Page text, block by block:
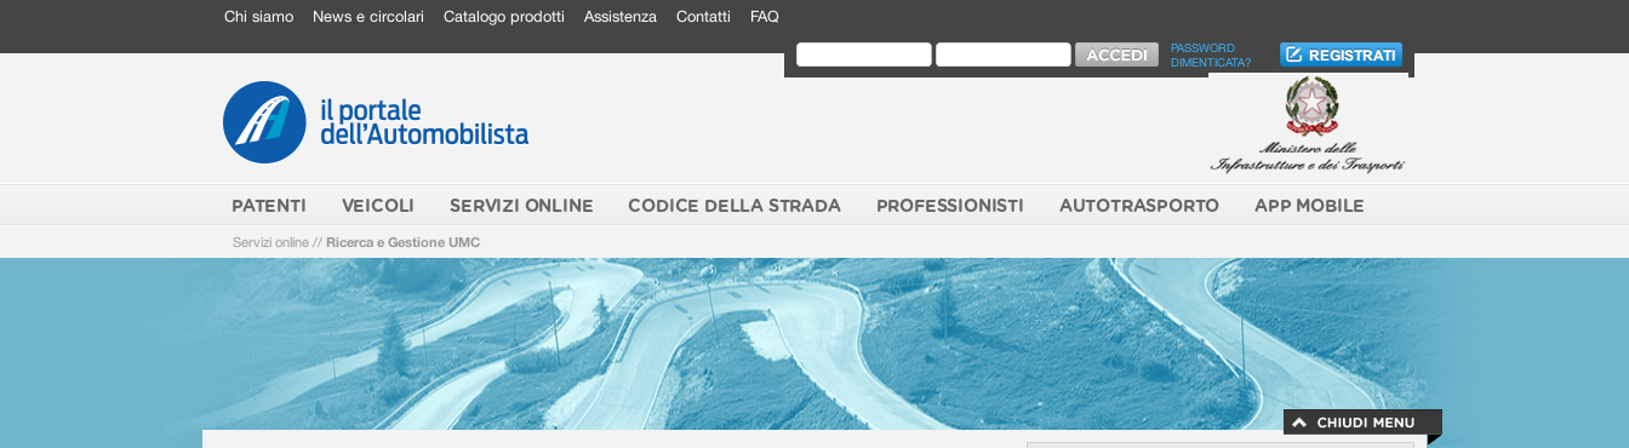
Chi siamo News e circolari Catalogo prodotti Assistenza Contatti FAQ
PASSWORD
DIMENTICATA?
PATENTI VEICOLI SERVIZI ONLINE CODICE DELLA STRADA PROFESSIONISTI AUTOTRASPORTO APP MOBILE
Servizi online // Ricerca e Gestione UMC